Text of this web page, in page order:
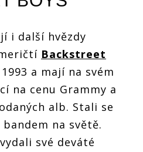
i další hvězdy
Backstreet
a mají na svém
na cenu Grammy a
alb. Stali se
na světě.
své deváté